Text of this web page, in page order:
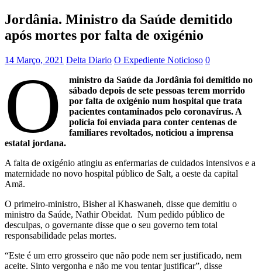
Jordânia. Ministro da Saúde demitido
após mortes por falta de oxigénio
14 Março, 2021 Delta Diario O Expediente Noticioso 0
O
ministro da Saúde da Jordânia foi demitido no
sábado depois de sete pessoas terem morrido
por falta de oxigénio num hospital que trata
pacientes contaminados pelo coronavírus. A
polícia foi enviada para conter centenas de
familiares revoltados, noticiou a imprensa
estatal jordana.
A falta de oxigénio atingiu as enfermarias de cuidados intensivos e a
maternidade no novo hospital público de Salt, a oeste da capital
Amã.
O primeiro-ministro, Bisher al Khaswaneh, disse que demitiu o
ministro da Saúde, Nathir Obeidat. Num pedido público de
desculpas, o governante disse que o seu governo tem total
responsabilidade pelas mortes.
“Este é um erro grosseiro que não pode nem ser justificado, nem
aceite. Sinto vergonha e não me vou tentar justificar”, disse